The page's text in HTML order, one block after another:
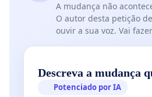
A mudança não
O autor desta petição
ouvir a sua voz. Vai
Descreva a mudança
Potenciado por IA